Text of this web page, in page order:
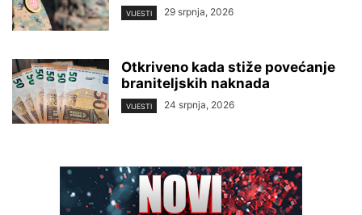
VIJESTI 29 srpnja, 2026
Otkriveno kada stiže povećanje
braniteljskih naknada
VIJESTI 24 srpnja, 2026